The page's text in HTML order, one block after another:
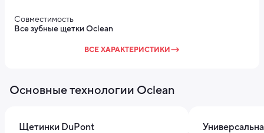
Совместимость
Все зубные щетки Oclean
ВСЕ ХАРАКТЕРИСТИКИ
Основные технологии Oclean
Щетинки DuPont